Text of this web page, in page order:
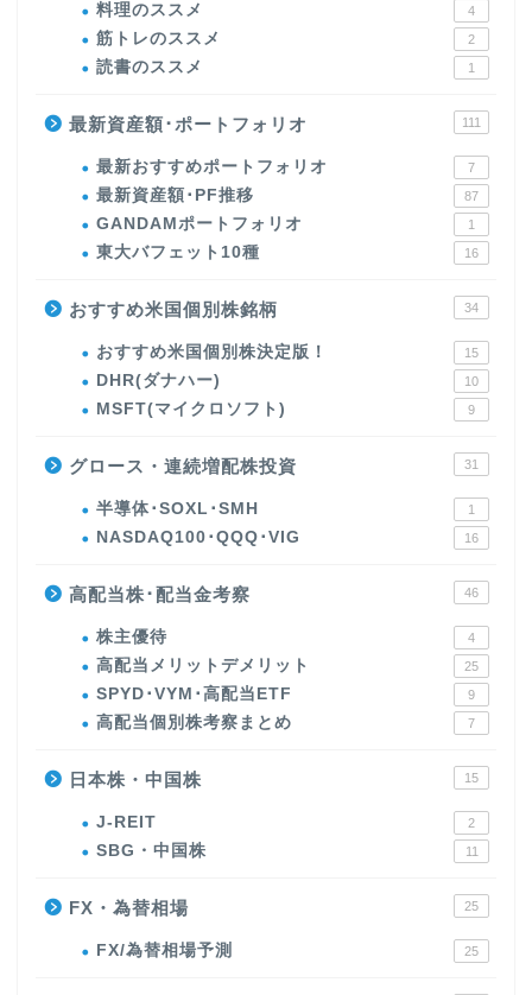
料理のススメ 4
筋トレのススメ 2
読書のススメ 1
最新資産額･ポートフォリオ 111
最新おすすめポートフォリオ 7
最新資産額･PF推移 87
GANDAMポートフォリオ 1
東大バフェット10種 16
おすすめ米国個別株銘柄 34
おすすめ米国個別株決定版！ 15
DHR(ダナハー) 10
MSFT(マイクロソフト) 9
グロース・連続増配株投資 31
半導体･SOXL･SMH 1
NASDAQ100･QQQ･VIG 16
高配当株･配当金考察 46
株主優待 4
高配当メリットデメリット 25
SPYD･VYM･高配当ETF 9
高配当個別株考察まとめ 7
日本株・中国株 15
J-REIT 2
SBG・中国株 11
FX・為替相場 25
FX/為替相場予測 25